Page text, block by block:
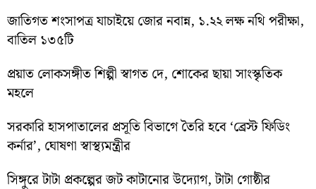
জাতিগত শংসাপত্র যাচাইয়ে জোর নবান্ন, ১.২২ লক্ষ নথি পরীক্ষা,
বাতিল ১৩৫টি
প্রয়াত লোকসঙ্গীত শিল্পী স্বাগত দে, শোকের ছায়া সাংস্কৃতিক
মহলে
সরকারি হাসপাতালের প্রসূতি বিভাগে তৈরি হবে ‘ব্রেস্ট ফিডিং
কর্নার’, ঘোষণা স্বাস্থ্যমন্ত্রীর
সিঙ্গুরে টাটা প্রকল্পের জট কাটানোর উদ্যোগ, টাটা গোষ্ঠীর